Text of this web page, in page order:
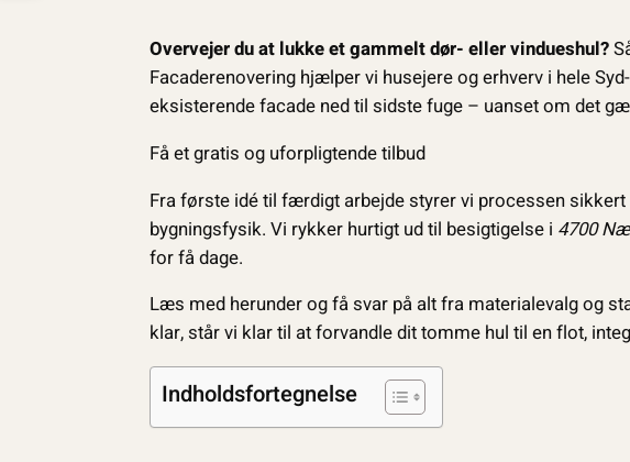
Overvejer du at lukke et gammelt dør- eller vindueshul?
Facaderenovering hjælper vi husejere og erhverv i hele
eksisterende facade ned til sidste fuge – uanset om det
Få et gratis og uforpligtende tilbud
Fra første idé til færdigt arbejde styrer vi processen
bygningsfysik. Vi rykker hurtigt ud til besigtigelse i 4700
for få dage.
Læs med herunder og få svar på alt fra materialevalg og
klar, står vi klar til at forvandle dit tomme hul til en flot,
Indholdsfortegnelse